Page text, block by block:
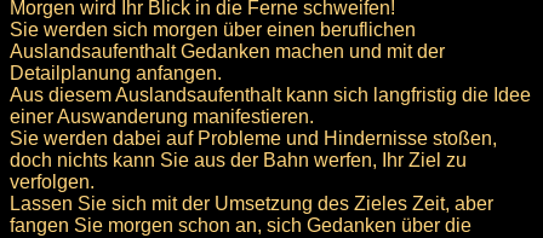
Morgen wird Ihr Blick in die Ferne schweifen!
Sie werden sich morgen über einen beruflichen
Auslandsaufenthalt Gedanken machen und mit der
Detailplanung anfangen.
Aus diesem Auslandsaufenthalt kann sich langfristig die Idee
einer Auswanderung manifestieren.
Sie werden dabei auf Probleme und Hindernisse stoßen,
doch nichts kann Sie aus der Bahn werfen, Ihr Ziel zu
verfolgen.
Lassen Sie sich mit der Umsetzung des Zieles Zeit, aber
fangen Sie morgen schon an, sich Gedanken über die